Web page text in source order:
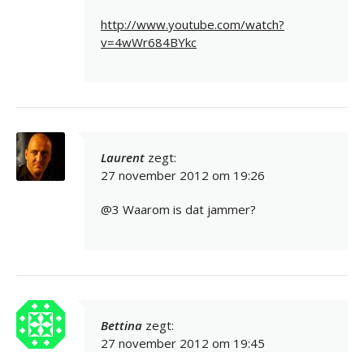
http://www.youtube.com/watch?
v=4wWr684BYkc
Laurent zegt:
27 november 2012 om 19:26
@3 Waarom is dat jammer?
Bettina zegt:
27 november 2012 om 19:45